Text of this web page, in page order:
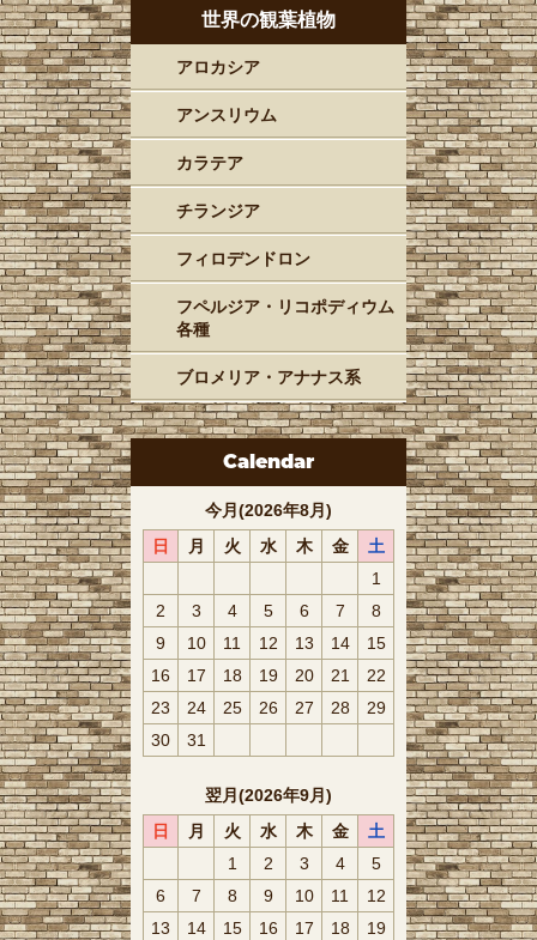
世界の観葉植物
アロカシア
アンスリウム
カラテア
チランジア
フィロデンドロン
フペルジア・リコポディウム
各種
ブロメリア・アナナス系
Calendar
今月(2026年8月)
日
月 火 水 木 金
土
1
2
3 4 5 6 7
8
9
10 11 12 13 14
15
16
17 18 19 20 21
22
23
24 25 26 27 28
29
30
31
翌月(2026年9月)
日
月 火 水 木 金
土
1
2 3 4
5
6
7 8 9 10 11
12
13
14 15 16 17 18 19